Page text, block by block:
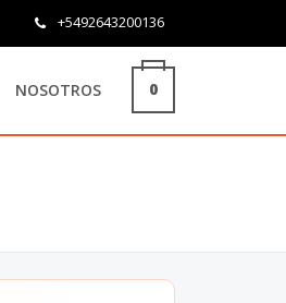
+5492643200136
0
NOSOTROS